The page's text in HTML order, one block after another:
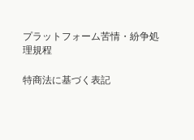
プラットフォーム苦情・紛争処
理規程
特商法に基づく表記